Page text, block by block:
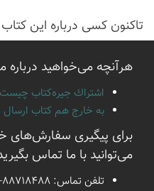
تاكنون كسی درباره این
هرآنچه می‌خواهید درباره
اشتراك جيره‌كتاب
به خارج هم كتاب
برای پیگیری سفارش‌های
می‌توانید با ما تماس
تلفن تماس: 88718488